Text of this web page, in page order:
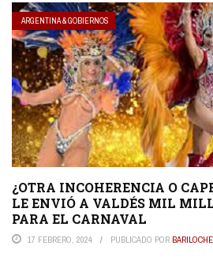
ARGENTINA & GOBIERNOS
¿OTRA INCOHERENCIA O
LE ENVIÓ A VALDÉS MIL
PARA EL CARNAVAL
17 FEBRERO, 2024 PUBLICADO POR